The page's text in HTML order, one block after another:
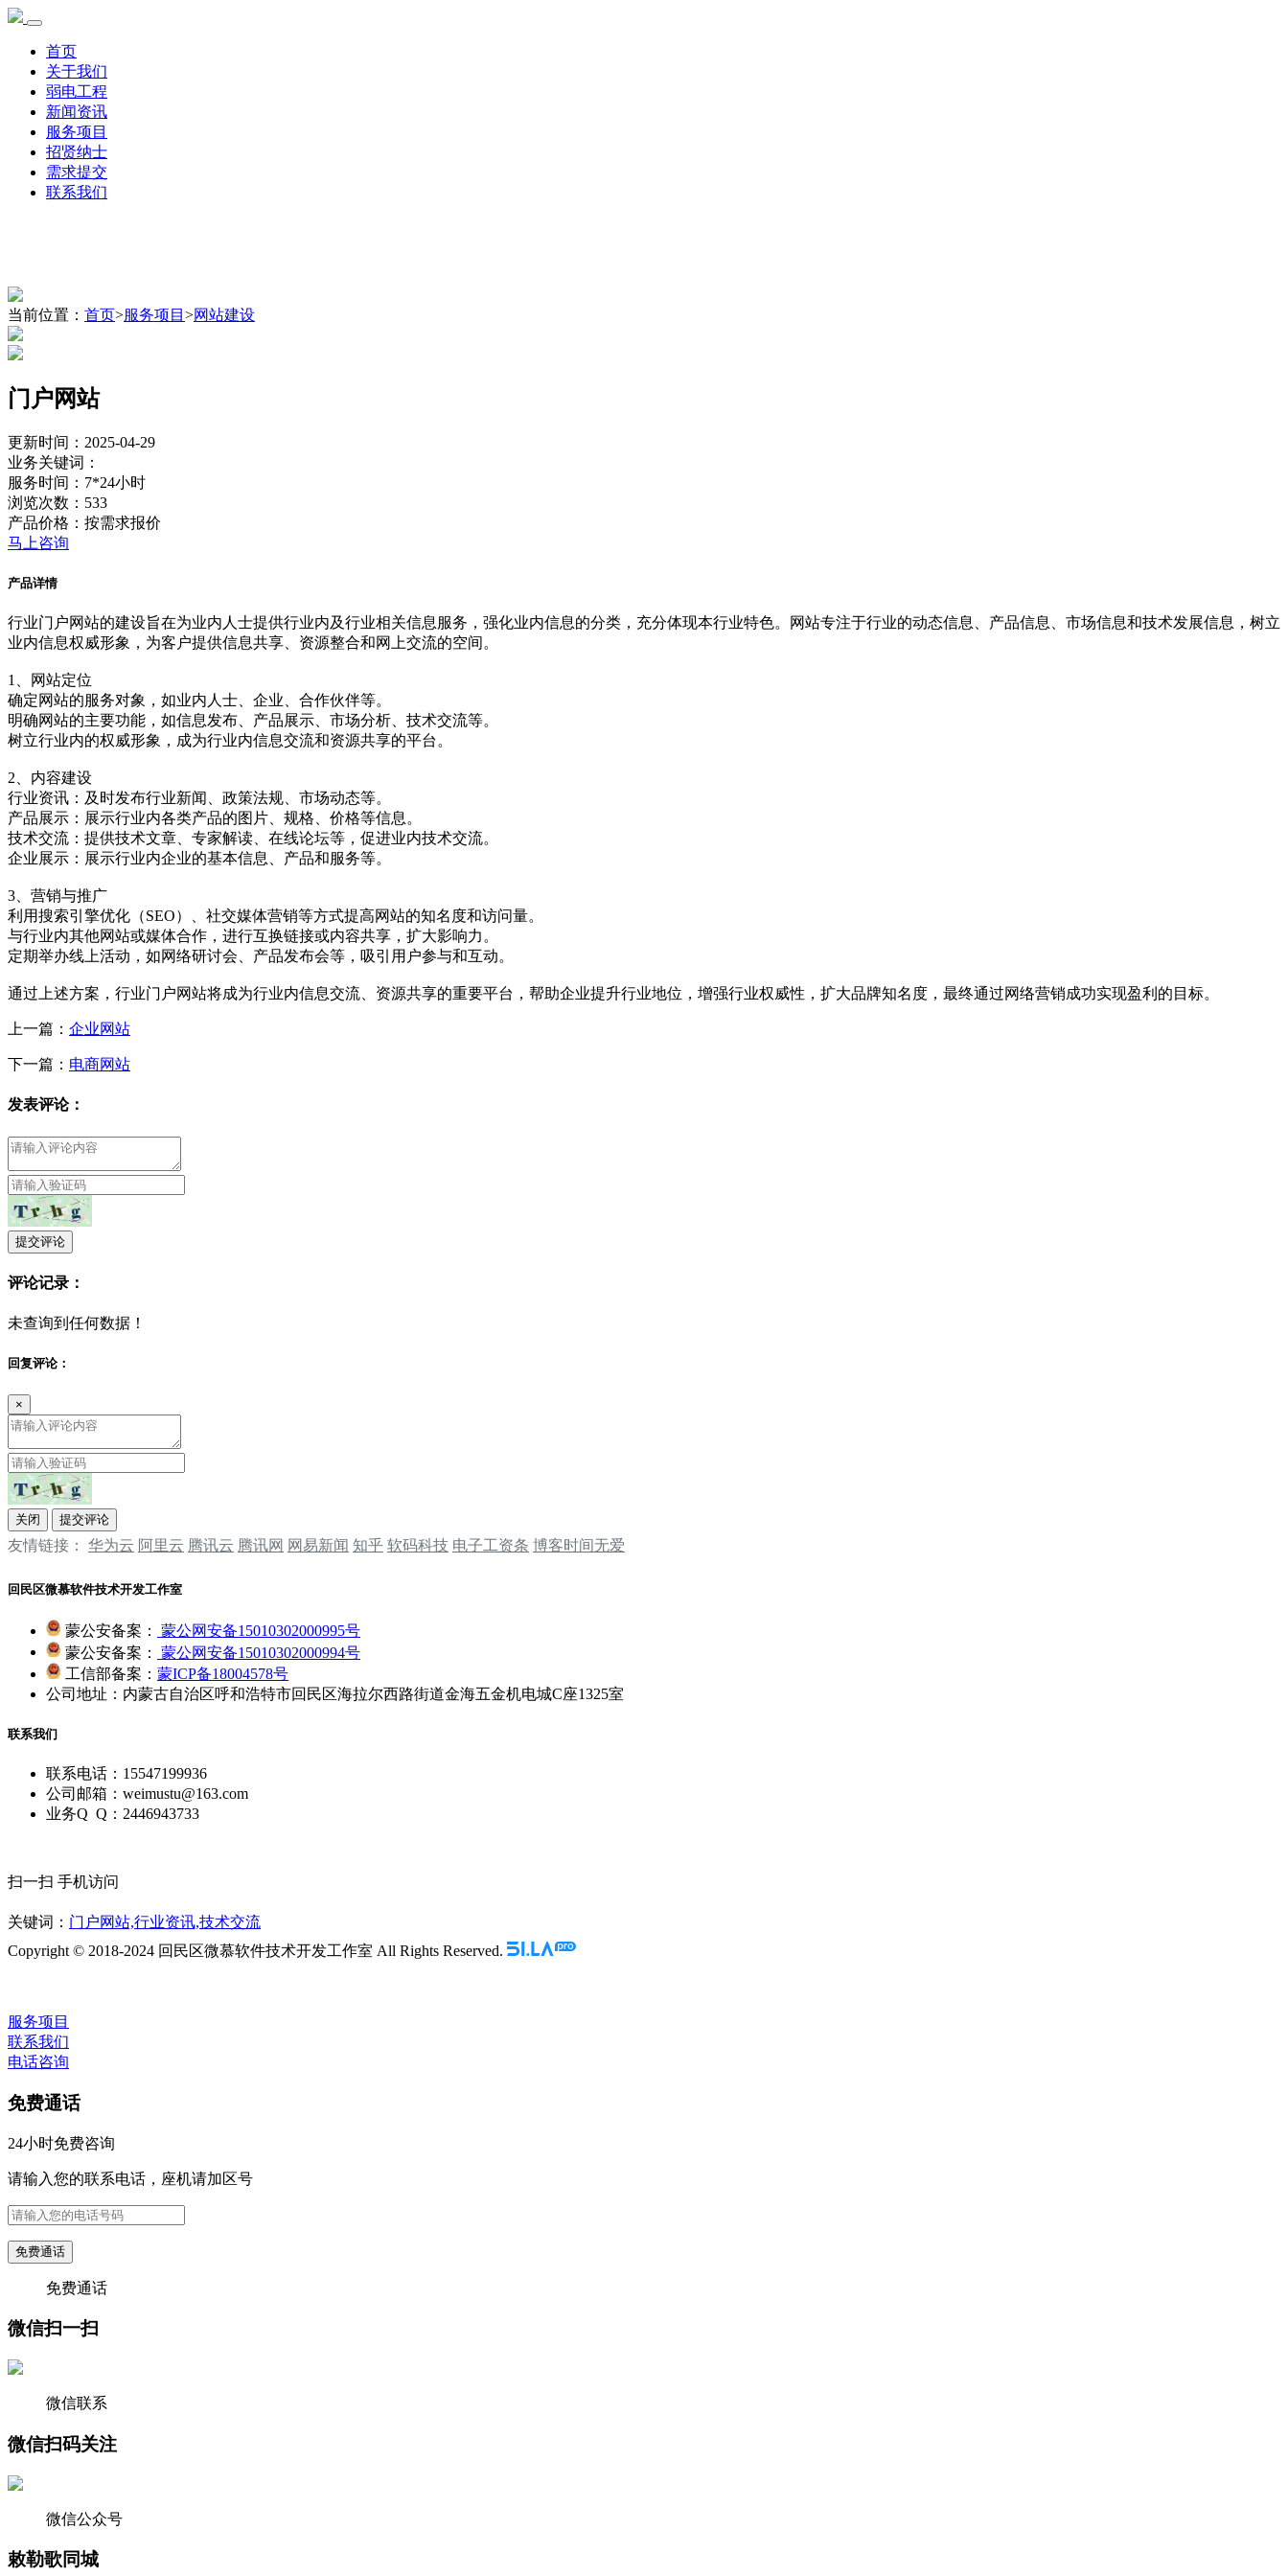
首页
关于我们
弱电工程
新闻资讯
服务项目
招贤纳士
需求提交
联系我们
当前位置： 首页>服务项目 >网站建设
门户网站
更新时间：2025-04-29
业务关键词：
服务时间：7*24小时
浏览次数：533
产品价格：按需求报价
马上咨询
产品详情
行业门户网站的建设旨在为业内人士提供行业内及行业相关信息服务，‌强化业内信息的分类，‌充分体现本行业特色。‌网站专注于行业的动态信息、‌产品信息、‌市场信息和技术发展信息，‌树立
业内信息权威形象，‌为客户提供信息共享、‌资源整合和网上交流的空间。
1、网站定位
确定网站的服务对象，‌如业内人士、‌企业、‌合作伙伴等。‌
明确网站的主要功能，‌如信息发布、‌产品展示、‌市场分析、‌技术交流等。‌
树立行业内的权威形象，‌成为行业内信息交流和资源共享的平台。‌
2、内容建设
行业资讯：‌及时发布行业新闻、‌政策法规、‌市场动态等。‌
产品展示：‌展示行业内各类产品的图片、‌规格、‌价格等信息。‌
技术交流：‌提供技术文章、‌专家解读、‌在线论坛等，‌促进业内技术交流。‌
企业展示：‌展示行业内企业的基本信息、‌产品和服务等。‌
3、营销与推广
利用搜索引擎优化（‌SEO）‌、‌社交媒体营销等方式提高网站的知名度和访问量。‌
与行业内其他网站或媒体合作，‌进行互换链接或内容共享，‌扩大影响力。‌
定期举办线上活动，‌如网络研讨会、‌产品发布会等，‌吸引用户参与和互动。‌
通过上述方案，‌行业门户网站将成为行业内信息交流、‌资源共享的重要平台，‌帮助企业提升行业地位，‌增强行业权威性，‌扩大品牌知名度，‌最终通过网络营销成功实现盈利的目标。
上一篇： 企业网站
下一篇： 电商网站
发表评论：
提交评论
评论记录：
未查询到任何数据！
回复评论：
×
关闭 提交评论
友情链接： 华为云 阿里云 腾讯云 ‌‌腾讯网 ‌‌网易新闻 ‌‌知乎 软码科技 电子工资条 博客时间无爱
回民区微慕软件技术开发工作室
蒙公安备案：
蒙公网安备15010302000995号
蒙公安备案：
蒙公网安备15010302000994号
工信部备案： 蒙ICP备18004578号
公司地址：内蒙古自治区呼和浩特市回民区海拉尔西路街道金海五金机电城C座1325室
联系我们
联系电话：15547199936
公司邮箱：weimustu@163.com
业务Q Q：2446943733
扫一扫 手机访问
关键词： 门户网站,行业资讯,技术交流
Copyright © 2018-2024 回民区微慕软件技术开发工作室 All Rights Reserved.
服务项目
联系我们
电话咨询
免费通话
24小时免费咨询
请输入您的联系电话，座机请加区号
免费通话
免费通话
微信扫一扫
微信联系
微信扫码关注
微信公众号
敕勒歌同城